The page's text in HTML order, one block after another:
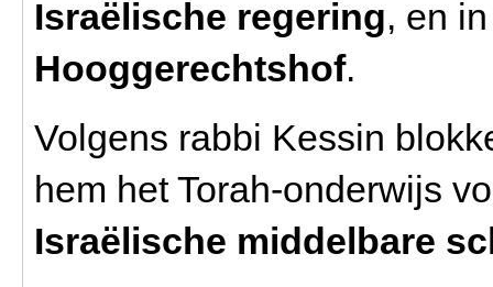
Israëlische regering, en
Hooggerechtshof.
Volgens rabbi Kessin
hem het Torah-onderwijs
Israëlische middelbare